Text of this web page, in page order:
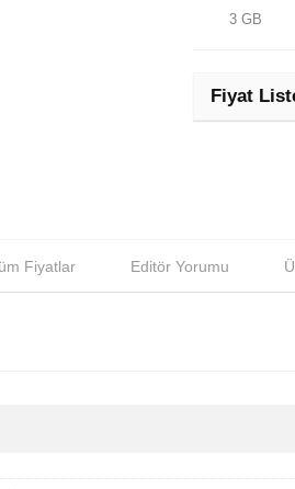
3 GB
Fiyat
Fiyatlar Editör Yorumu